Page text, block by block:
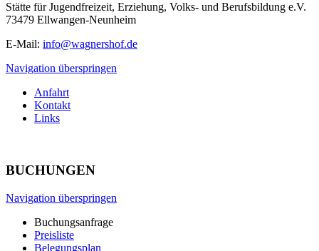
Stätte für Jugendfreizeit, Erziehung, Volks- und Berufsbildung e.V.
73479 Ellwangen-Neunheim
E-Mail: info@wagnershof.de
Navigation überspringen
Anfahrt
Kontakt
Links
BUCHUNGEN
Navigation überspringen
Buchungsanfrage
Preisliste
Belegungsplan